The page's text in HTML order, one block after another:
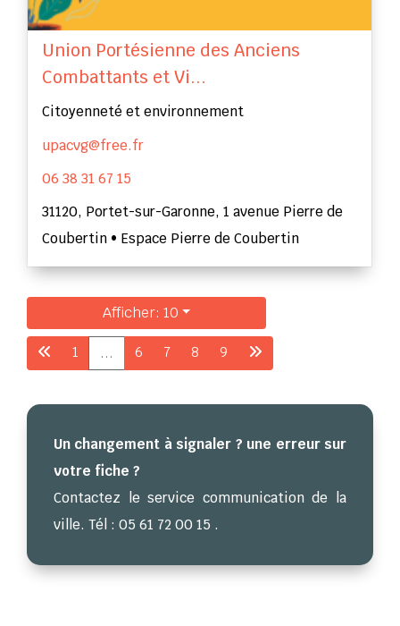
Union Portésienne des Anciens
Combattants et Vi...
Citoyenneté et environnement
upacvg@free.fr
06 38 31 67 15
31120, Portet-sur-Garonne, 1 avenue Pierre de
Coubertin • Espace Pierre de Coubertin
Afficher: 10
1 ... 6 7 8 9
Un changement à signaler ? une erreur sur
votre fiche ?
Contactez le service communication de la
ville. Tél : 05 61 72 00 15 .